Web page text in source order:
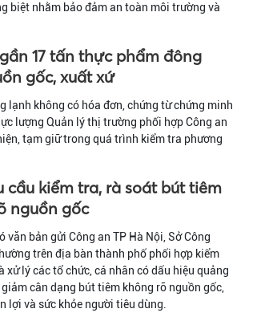
biệt nhằm bảo đảm an toàn môi trường và
17 tấn thực phẩm đông
gốc, xuất xứ
lạnh không có hóa đơn, chứng từ chứng minh
lượng Quản lý thị trường phối hợp Công an
tạm giữ trong quá trình kiểm tra phương
cầu kiểm tra, rà soát bút tiêm
nguồn gốc
văn bản gửi Công an TP Hà Nội, Sở Công
trên địa bàn thành phố phối hợp kiểm
xử lý các tổ chức, cá nhân có dấu hiệu quảng
cân dạng bút tiêm không rõ nguồn gốc,
lợi và sức khỏe người tiêu dùng.